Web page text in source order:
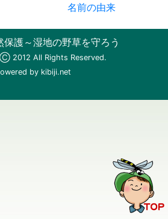
名前の由来
保護～湿地の野草を守ろう
Ⓒ2012 All Rights Reserved.
by kibiji.net